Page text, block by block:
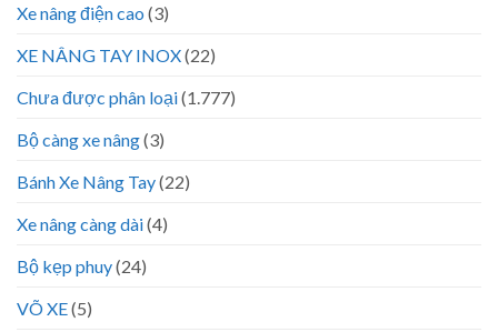
Xe nâng điện cao (3)
XE NÂNG TAY INOX(22)
Chưa được phân loại(1.777)
Bộ càng xe nâng(3)
Bánh Xe Nâng Tay(22)
Xe nâng càng dài(4)
Bộ kẹp phuy(24)
VÕ XE(5)